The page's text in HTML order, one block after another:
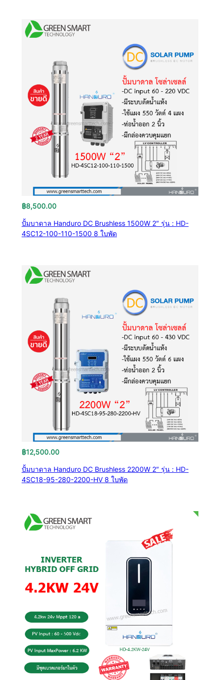
฿8,500.00
ปั้มบาดาล Handuro DC Brushless 1500W 2″ รุ่น : HD-
4SC12-100-110-1500 8 ใบพัด
฿12,500.00
ปั้มบาดาล Handuro DC Brushless 2200W 2″ รุ่น : HD-
4SC18-95-280-2200-HV 8 ใบพัด